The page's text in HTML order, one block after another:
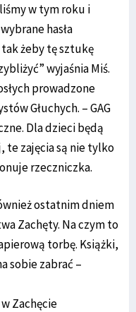
w tym roku i
hasła
żeby tę sztukę
wyjaśnia Miś.
prowadzone
Głuchych. – GAG
Dla dzieci będą
te zajęcia są nie tylko
rzeczniczka.
ostatnim dniem
Zachęty. Na czym to
torbę. Książki,
sobie zabrać –
Zachęcie